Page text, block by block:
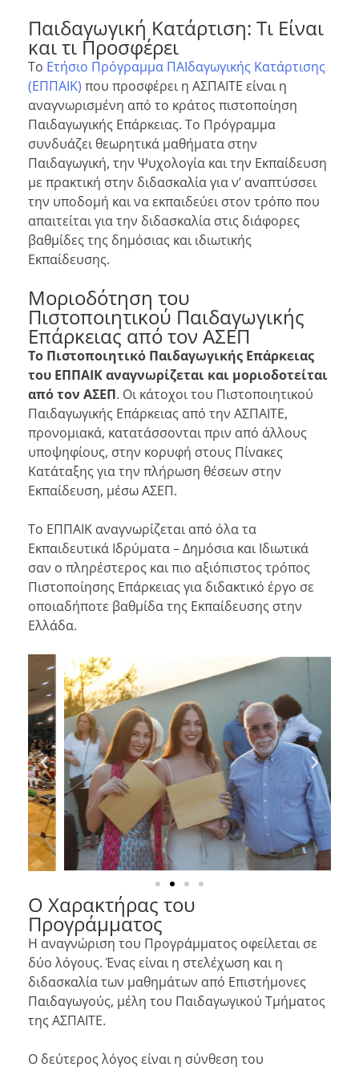
Παιδαγωγική Κατάρτιση: Τι Είναι
και τι Προσφέρει
Το Ετήσιο Πρόγραμμα ΠΑΙδαγωγικής Κατάρτισης
(ΕΠΠΑΙΚ) που προσφέρει η ΑΣΠΑΙΤΕ είναι η
αναγνωρισμένη από το κράτος πιστοποίηση
Παιδαγωγικής Επάρκειας. Το Πρόγραμμα
συνδυάζει θεωρητικά μαθήματα στην
Παιδαγωγική, την Ψυχολογία και την Εκπαίδευση
με πρακτική στην διδασκαλία για ν’ αναπτύσσει
την υποδομή και να εκπαιδεύει στον τρόπο που
απαιτείται για την διδασκαλία στις διάφορες
βαθμίδες της δημόσιας και ιδιωτικής
Εκπαίδευσης.
Μοριοδότηση του
Πιστοποιητικού Παιδαγωγικής
Επάρκειας από τον ΑΣΕΠ
Το Πιστοποιητικό Παιδαγωγικής Επάρκειας
του ΕΠΠΑΙΚ αναγνωρίζεται και μοριοδοτείται
από τον ΑΣΕΠ. Οι κάτοχοι του Πιστοποιητικού
Παιδαγωγικής Επάρκειας από την ΑΣΠΑΙΤΕ,
προνομιακά, κατατάσσονται πριν από άλλους
υποψηφίους, στην κορυφή στους Πίνακες
Κατάταξης για την πλήρωση θέσεων στην
Εκπαίδευση, μέσω ΑΣΕΠ.
Το ΕΠΠΑΙΚ αναγνωρίζεται από όλα τα
Εκπαιδευτικά Ιδρύματα – Δημόσια και Ιδιωτικά
σαν ο πληρέστερος και πιο αξιόπιστος τρόπος
Πιστοποίησης Επάρκειας για διδακτικό έργο σε
οποιαδήποτε βαθμίδα της Εκπαίδευσης στην
Ελλάδα.
Ο Χαρακτήρας του
Προγράμματος
Η αναγνώριση του Προγράμματος οφείλεται σε
δύο λόγους. Ένας είναι η στελέχωση και η
διδασκαλία των μαθημάτων από Επιστήμονες
Παιδαγωγούς, μέλη του Παιδαγωγικού Τμήματος
της ΑΣΠΑΙΤΕ.
Ο δεύτερος λόγος είναι η σύνθεση του